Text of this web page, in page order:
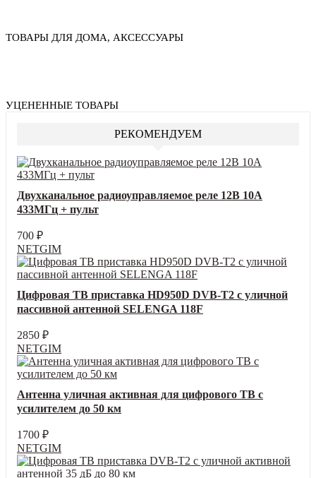
ТОВАРЫ ДЛЯ ДОМА, АКСЕССУАРЫ
УЦЕНЕННЫЕ ТОВАРЫ
РЕКОМЕНДУЕМ
Двухканальное радиоуправляемое реле 12В 10А
433МГц + пульт
700 ₽
NETGIM
Цифровая ТВ приставка HD950D DVB-T2 с уличной
пассивной антенной SELENGA 118F
2850 ₽
NETGIM
Антенна уличная активная для цифрового ТВ с
усилителем до 50 км
1700 ₽
NETGIM